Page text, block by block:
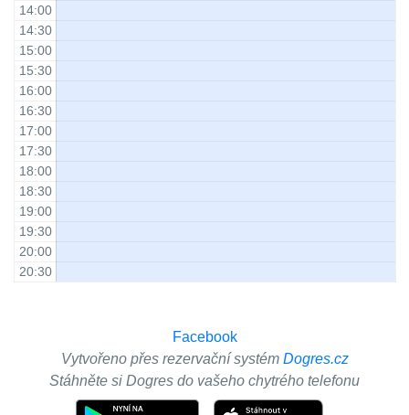
14:00
14:30
15:00
15:30
16:00
16:30
17:00
17:30
18:00
18:30
19:00
19:30
20:00
20:30
Facebook
Vytvořeno přes rezervační systém Dogres.cz
Stáhněte si Dogres do vašeho chytrého telefonu